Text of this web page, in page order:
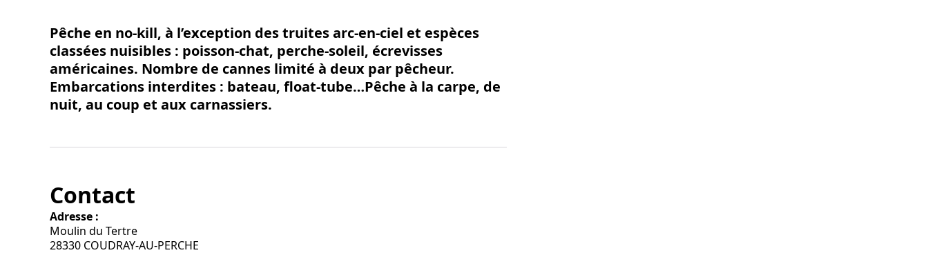
Pêche en no-kill, à l’exception des truites arc-en-ciel et espèces
classées nuisibles : poisson-chat, perche-soleil, écrevisses
américaines. Nombre de cannes limité à deux par pêcheur.
Embarcations interdites : bateau, float-tube…Pêche à la carpe, de
nuit, au coup et aux carnassiers.
Contact
Adresse :
Moulin du Tertre
28330 COUDRAY-AU-PERCHE